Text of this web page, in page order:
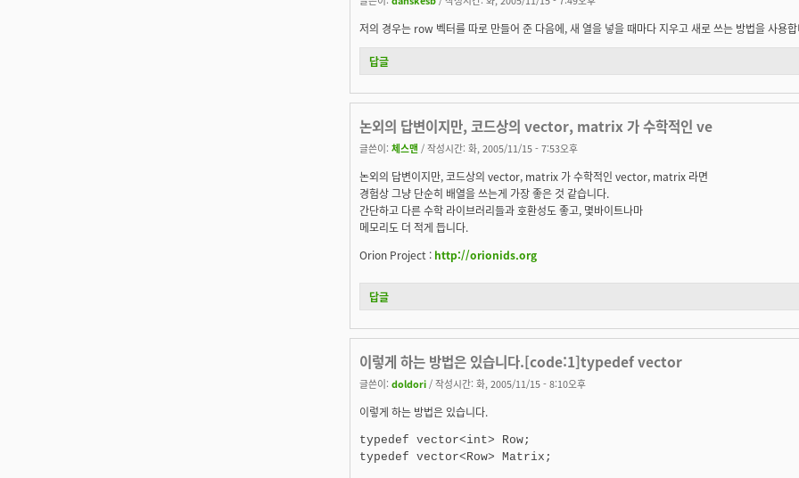
저의 경우는 row 벡터를 따로 만들어 준 다음에, 새 열을 넣을 때마다 지우고 새로 쓰는 방법을 사용
답글
논외의 답변이지만, 코드상의 vector, matrix 가 수학적인 ve
글쓴이: 체스맨 / 작성시간: 화, 2005/11/15 - 7:53오후
논외의 답변이지만, 코드상의 vector, matrix 가 수학적인 vector, matrix 라면
경험상 그냥 단순히 배열을 쓰는게 가장 좋은 것 같습니다.
간단하고 다른 수학 라이브러리들과 호환성도 좋고, 몇바이트나마
메모리도 더 적게 듭니다.
Orion Project : http://orionids.org
답글
이렇게 하는 방법은 있습니다.[code:1]typedef vector
글쓴이: doldori / 작성시간: 화, 2005/11/15 - 8:10오후
이렇게 하는 방법은 있습니다.
typedef vector<int> Row;
typedef vector<Row> Matrix;